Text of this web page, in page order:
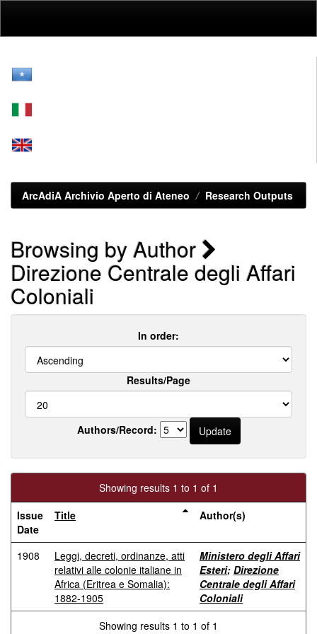
ArcAdiA Archivio Aperto di Ateneo Research Outputs
Browsing by Author
Direzione Centrale degli Affari
Coloniali
In order:
Results/Page
Authors/Record:
Showing results 1 to 1 of 1
Issue
Date
Title Author(s)
1908
Leggi, decreti, ordinanze, atti
relativi alle colonie italiane in
Africa (Eritrea e Somalia):
1882-1905
Ministero degli Affari
Esteri; Direzione
Centrale degli Affari
Coloniali
Showing results 1 to 1 of 1